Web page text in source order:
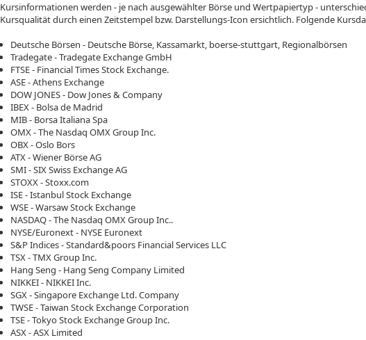
Kursinformationen werden - je nach ausgewählter Börse und Wertpapiertyp -
Kursqualität durch einen Zeitstempel bzw. Darstellungs-Icon ersichtlich. Folgende
Deutsche Börsen - Deutsche Börse, Kassamarkt, boerse-stuttgart, Regionalbörsen
Tradegate - Tradegate Exchange GmbH
FTSE - Financial Times Stock Exchange.
ASE - Athens Exchange
DOW JONES - Dow Jones & Company
IBEX - Bolsa de Madrid
MIB - Borsa Italiana Spa
OMX - The Nasdaq OMX Group Inc.
OBX - Oslo Bors
ATX - Wiener Börse AG
SMI - SIX Swiss Exchange AG
STOXX - Stoxx.com
ISE - Istanbul Stock Exchange
WSE - Warsaw Stock Exchange
NASDAQ - The Nasdaq OMX Group Inc..
NYSE/Euronext - NYSE Euronext
S&P Indices - Standard&poors Financial Services LLC
TSX - TMX Group Inc.
Hang Seng - Hang Seng Company Limited
NIKKEI - NIKKEI Inc.
SGX - Singapore Exchange Ltd. Company
TWSE - Taiwan Stock Exchange Corporation
TSE - Tokyo Stock Exchange Group Inc.
ASX - ASX Limited